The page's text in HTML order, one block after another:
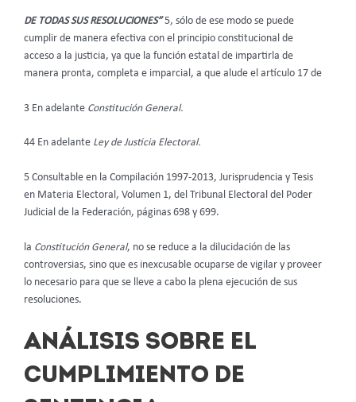
DE TODAS SUS RESOLUCIONES”5, sólo de ese modo se puede
cumplir de manera efectiva con el principio constitucional de
acceso a la justicia, ya que la función estatal de impartirla de
manera pronta, completa e imparcial, a que alude el artículo 17 de
3 En adelante Constitución General.
44 En adelante Ley de Justicia Electoral.
5 Consultable en la Compilación 1997-2013, Jurisprudencia y Tesis
en Materia Electoral, Volumen 1, del Tribunal Electoral del Poder
Judicial de la Federación, páginas 698 y 699.
la Constitución General, no se reduce a la dilucidación de las
controversias, sino que es inexcusable ocuparse de vigilar y proveer
lo necesario para que se lleve a cabo la plena ejecución de sus
resoluciones.
ANÁLISIS SOBRE EL
CUMPLIMIENTO DE